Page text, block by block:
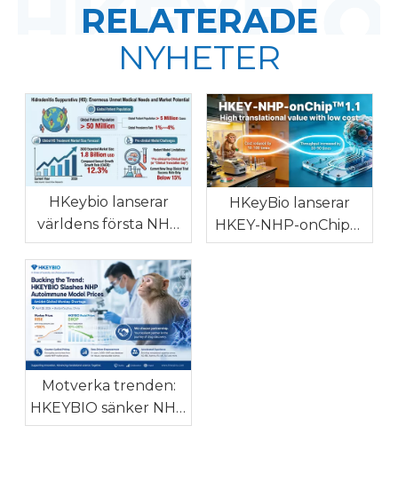
RELATERADE
NYHETER
HKeybio lanserar
världens första NHP
Hidradenitis
Suppurativa-modell
med hög klinisk
konsistens för att ta
itu med global
läkemedels-FoU-
flaskhals
HKeyBio lanserar
HKEY-NHP-onChip™
1.1: Världens första
Motverka trenden:
HKEYBIO sänker NHP
autoimmuna